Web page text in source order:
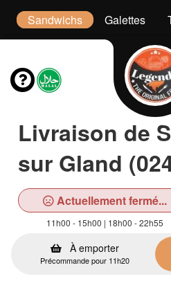
Sandwichs Galettes
Livraison de
sur Gland
Actuellement fermé...
11h00 - 15h00 | 18h00 - 22h55
À emporter
Précommande pour 11h20